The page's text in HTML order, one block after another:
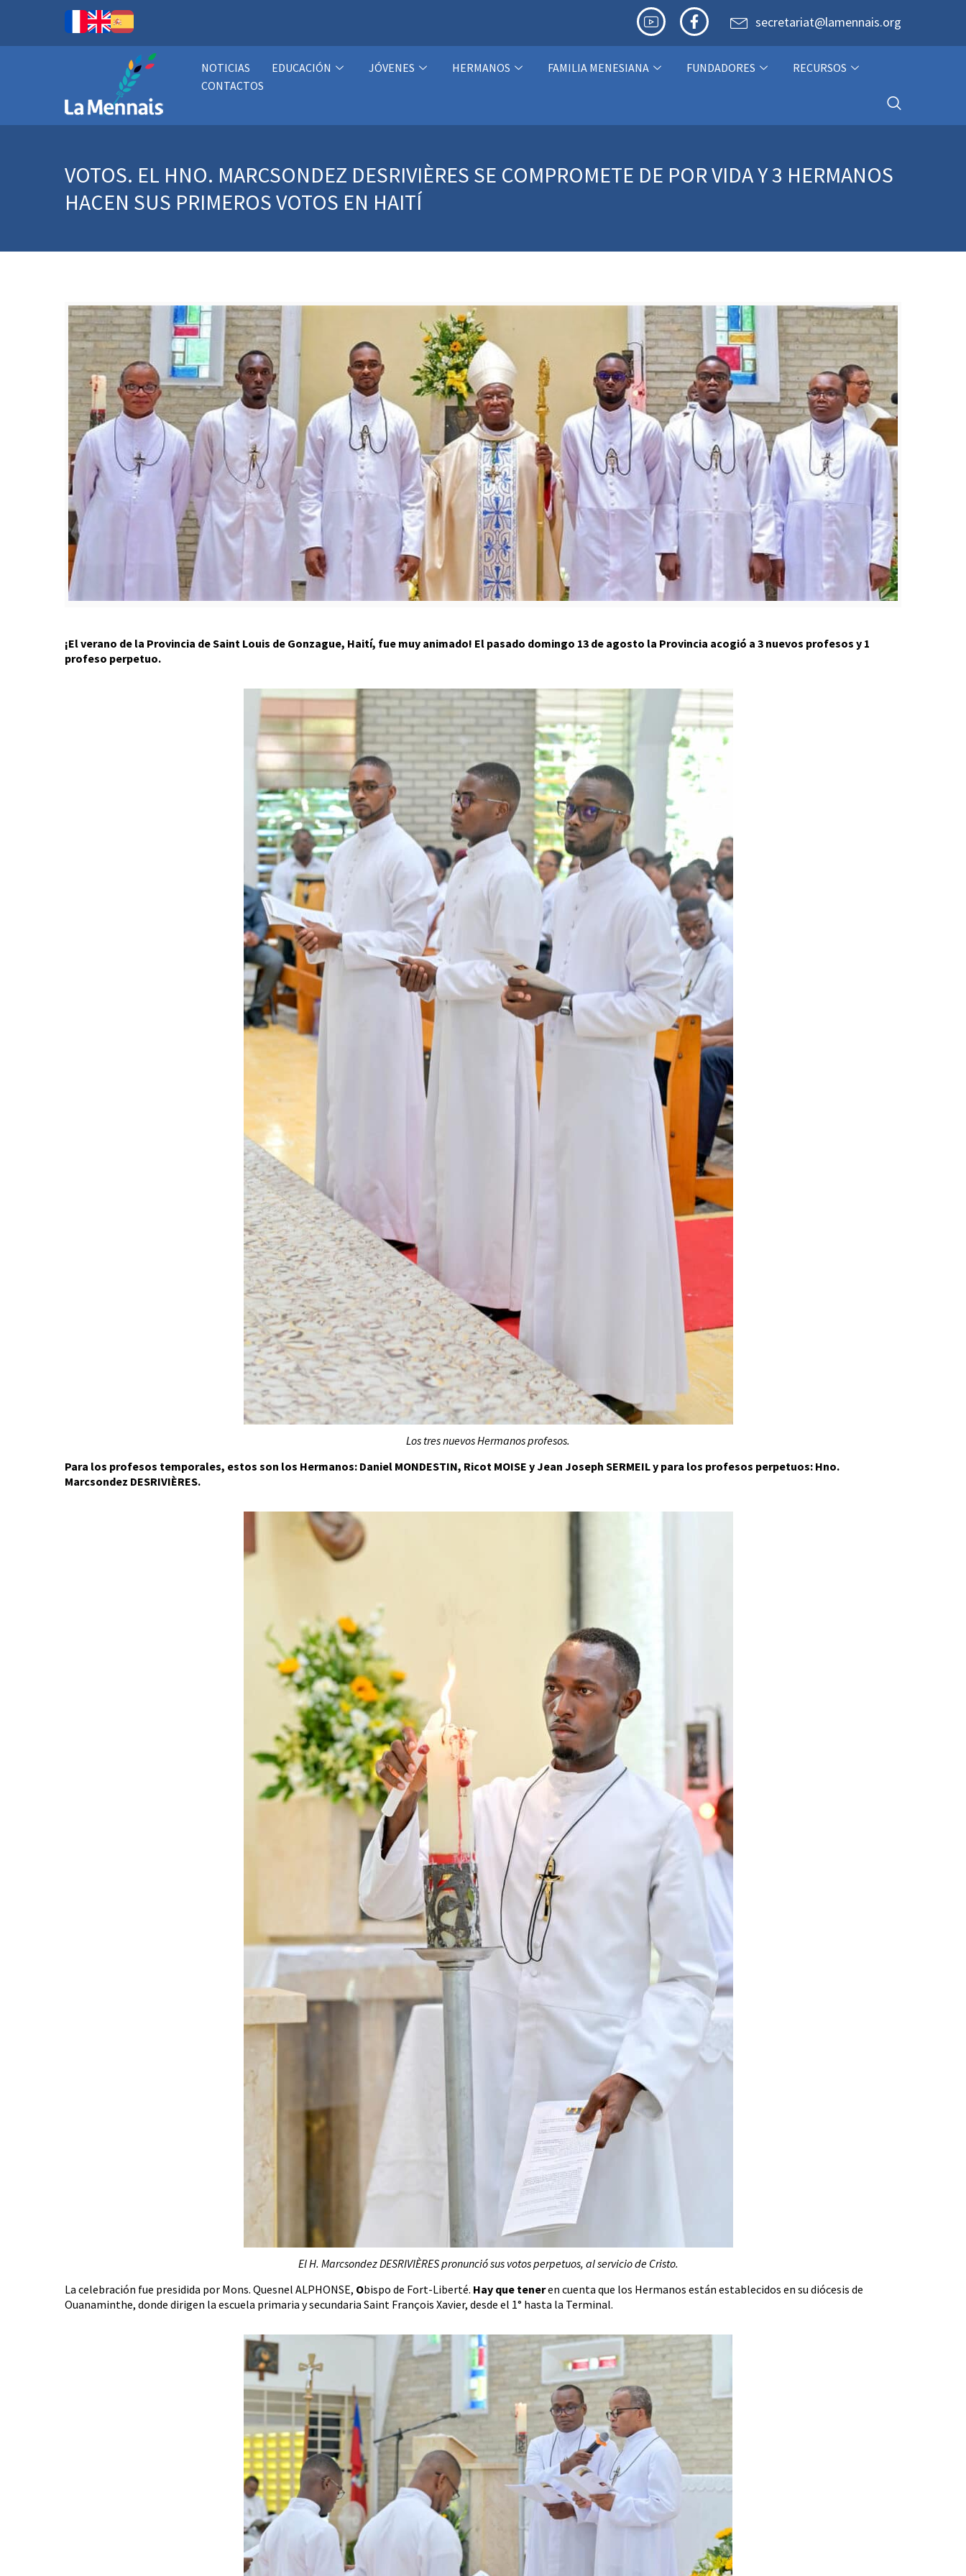
secretariat@lamennais.org
NOTICIAS EDUCACIÓN JÓVENES HERMANOS FAMILIA MENESIANA FUNDADORES
RECURSOS
CONTACTOS
VOTOS. EL HNO. MARCSONDEZ DESRIVIÈRES SE COMPROMETE DE POR VIDA Y 3 HERMANOS
HACEN SUS PRIMEROS VOTOS EN HAITÍ
¡El verano de la Provincia de Saint Louis de Gonzague, Haití, fue muy animado! El pasado domingo 13 de agosto la Provincia acogió a 3 nuevos profesos y 1
profeso perpetuo.
Los tres nuevos Hermanos profesos.
Para los profesos temporales, estos son los Hermanos: Daniel MONDESTIN, Ricot MOISE y Jean Joseph SERMEIL y para los profesos perpetuos: Hno.
Marcsondez DESRIVIÈRES.
El H. Marcsondez DESRIVIÈRES pronunció sus votos perpetuos, al servicio de Cristo.
La celebración fue presidida por Mons. Quesnel ALPHONSE, Obispo de Fort-Liberté. Hay que teneren cuenta que los Hermanos están establecidos en su diócesis de
Ouanaminthe, donde dirigen la escuela primaria y secundaria Saint François Xavier, desde el 1° hasta la Terminal.